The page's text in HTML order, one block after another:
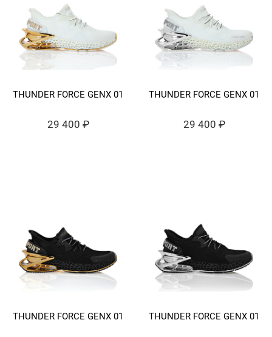
THUNDER FORCE GENX 01
29 400 ₽
THUNDER FORCE GENX 01
29 400 ₽
THUNDER FORCE GENX 01 THUNDER FORCE GENX 01